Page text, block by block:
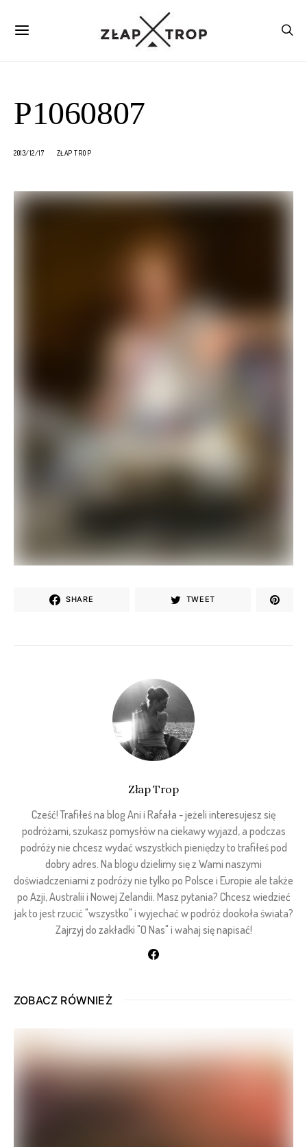
P1060807
2013/12/17 ZŁAP TROP
SHARE TWEET
Złap Trop
Cześć! Trafiłeś na blog Ani i Rafała - jeżeli interesujesz się
podróżami, szukasz pomysłów na ciekawy wyjazd, a podczas
podróży nie chcesz wydać wszystkich pieniędzy to trafiłeś pod
dobry adres. Na blogu dzielimy się z Wami naszymi
doświadczeniami z podróży nie tylko po Polsce i Europie ale także
po Azji, Australii i Nowej Zelandii. Masz pytania? Chcesz wiedzieć
jak to jest rzucić "wszystko" i wyjechać w podróż dookoła świata?
Zajrzyj do zakładki "O Nas" i wahaj się napisać!
ZOBACZ RÓWNIEŻ